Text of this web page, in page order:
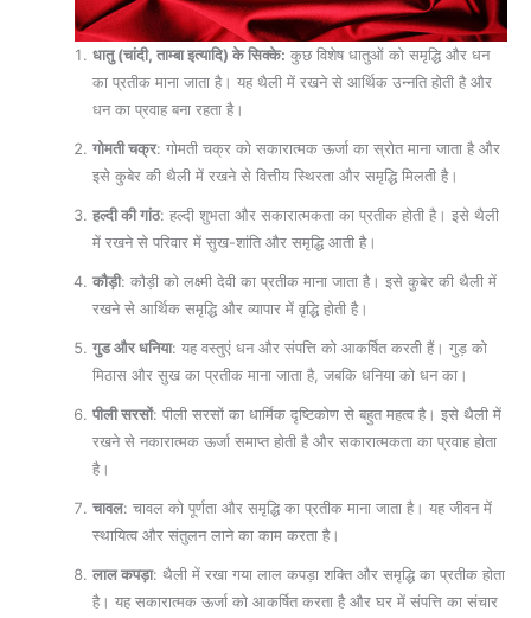
धातु (चांदी, ताम्‍बा इत्‍यादि) के सिक्के: कुछ विशेष धातुओं को समृद्धि और धन
का प्रतीक माना जाता है। यह थैली में रखने से आर्थिक उन्नति होती है और
धन का प्रवाह बना रहता है।
गोमती चक्र: गोमती चक्र को सकारात्मक ऊर्जा का स्रोत माना जाता है और
इसे कुबेर की थैली में रखने से वित्तीय स्थिरता और समृद्धि मिलती है।
हल्दी की गांठ: हल्दी शुभता और सकारात्मकता का प्रतीक होती है। इसे थैली
में रखने से परिवार में सुख-शांति और समृद्धि आती है।
कौड़ी: कौड़ी को लक्ष्मी देवी का प्रतीक माना जाता है। इसे कुबेर की थैली में
रखने से आर्थिक समृद्धि और व्यापार में वृद्धि होती है।
गुड और धनिया: यह वस्तुएं धन और संपत्ति को आकर्षित करती हैं। गुड़ को
मिठास और सुख का प्रतीक माना जाता है, जबकि धनिया को धन का।
पीली सरसों: पीली सरसों का धार्मिक दृष्टिकोण से बहुत महत्व है। इसे थैली में
रखने से नकारात्मक ऊर्जा समाप्त होती है और सकारात्मकता का प्रवाह होता
है।
चावल: चावल को पूर्णता और समृद्धि का प्रतीक माना जाता है। यह जीवन में
स्थायित्व और संतुलन लाने का काम करता है।
लाल कपड़ा: थैली में रखा गया लाल कपड़ा शक्ति और समृद्धि का प्रतीक होता
है। यह सकारात्मक ऊर्जा को आकर्षित करता है और घर में संपत्ति का संचार